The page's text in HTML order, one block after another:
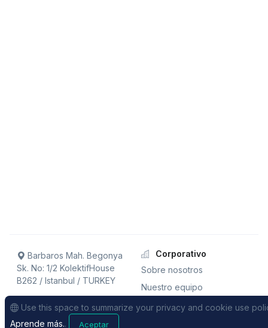
Barbaros Mah. Begonya
Sk. No: 1/2 KolektifHouse
B262 / Istanbul / TURKEY
+90 850 242 47 29
Corporativo
Sobre nosotros
Nuestro equipo
Distribuidores
Use this space to summarize your privacy and cookie use
Aprende más.. Aceptar